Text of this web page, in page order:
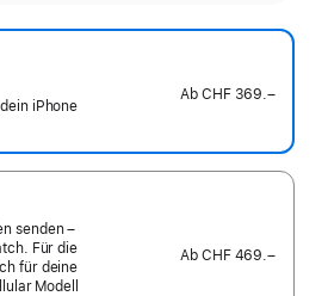
iPhone
AbCHF 369.–
senden –
Für die
für deine
Modell
AbCHF 469.–